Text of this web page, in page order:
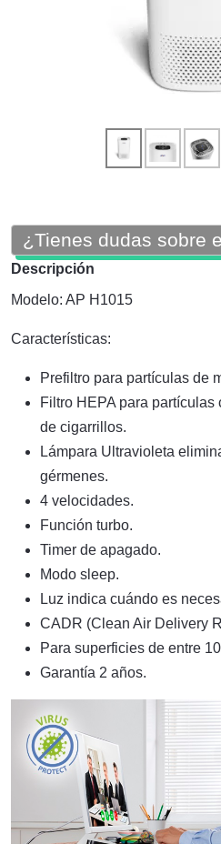
¿Tienes dudas sobre
Descripción
Modelo: AP H1015
Características:
Prefiltro para partículas de
Filtro HEPA para
de cigarrillos.
Lámpara Ultravioleta
gérmenes.
4 velocidades.
Función turbo.
Timer de apagado.
Modo sleep.
Luz indica cuándo es
CADR (Clean Air Delivery
Para superficies de entre
Garantía 2 años.